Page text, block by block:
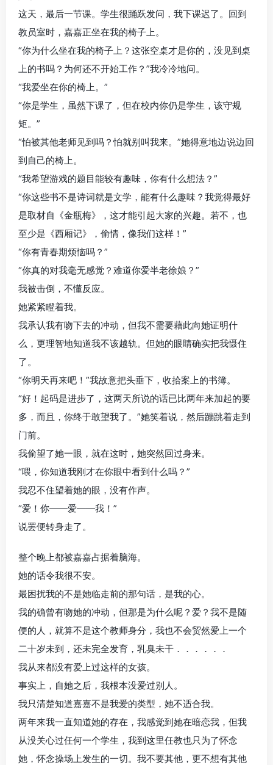
这天，最后一节课。学生很踊跃发问，我下课迟了。回到
教员室时，嘉嘉正坐在我的椅子上。
“你为什么坐在我的椅子上？这张空桌才是你的，没见到桌
上的书吗？为何还不开始工作？”我冷冷地问。
“我爱坐在你的椅上。”
“你是学生，虽然下课了，但在校内你仍是学生，该守规
矩。”
“怕被其他老师见到吗？怕就别叫我来。”她得意地边说边回
到自己的椅上。
“我希望游戏的题目能较有趣味，你有什么想法？”
“你这些书不是诗词就是文学，能有什么趣味？我觉得最好
是取材自《金瓶梅》，这才能引起大家的兴趣。若不，也
至少是《西厢记》，偷情，像我们这样！”
“你有青春期烦恼吗？”
“你真的对我毫无感觉？难道你爱半老徐娘？”
我被击倒，不懂反应。
她紧紧瞪着我。
我承认我有吻下去的冲动，但我不需要藉此向她证明什
么，更理智地知道我不该越轨。但她的眼睛确实把我慑住
了。
“你明天再来吧！”我故意把头垂下，收拾案上的书簿。
“好！起码是进步了，这两天所说的话已比两年来加起的要
多，而且，你终于敢望我了。”她笑着说，然后蹦跳着走到
门前。
我偷望了她一眼，就在这时，她突然回过身来。
“喂，你知道我刚才在你眼中看到什么吗？”
我忍不住望着她的眼，没有作声。
“爱！你——爱——我！”
说罢便转身走了。
整个晚上都被嘉嘉占据着脑海。
她的话令我很不安。
最困扰我的不是她临走前的那句话，是我的心。
我的确曾有吻她的冲动，但那是为什么呢？爱？我不是随
便的人，就算不是这个教师身分，我也不会贸然爱上一个
二十岁未到，还未完全发育，乳臭未干．．．．．．
我从来都没有爱上过这样的女孩。
事实上，自她之后，我根本没爱过别人。
我只清楚知道嘉嘉不是我爱的类型，她不适合我。
两年来我一直知道她的存在，我感觉到她在暗恋我，但我
从没关心过任何一个学生，我到这里任教也只为了怀念
她，怀念操场上发生的一切。我不要其他，更不想有其他